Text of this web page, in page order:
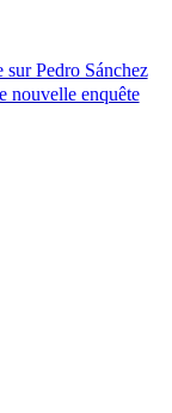
sur Pedro Sánchez
nouvelle enquête